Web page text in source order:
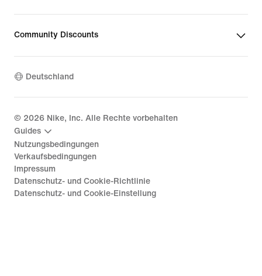
Community Discounts
Deutschland
© 2026 Nike, Inc. Alle Rechte vorbehalten
Guides
Nutzungsbedingungen
Verkaufsbedingungen
Impressum
Datenschutz- und Cookie-Richtlinie
Datenschutz- und Cookie-Einstellung